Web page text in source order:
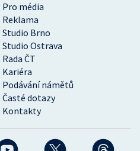
Pro média
Reklama
Studio Brno
Studio Ostrava
Rada ČT
Kariéra
Podávání námětů
Časté dotazy
Kontakty